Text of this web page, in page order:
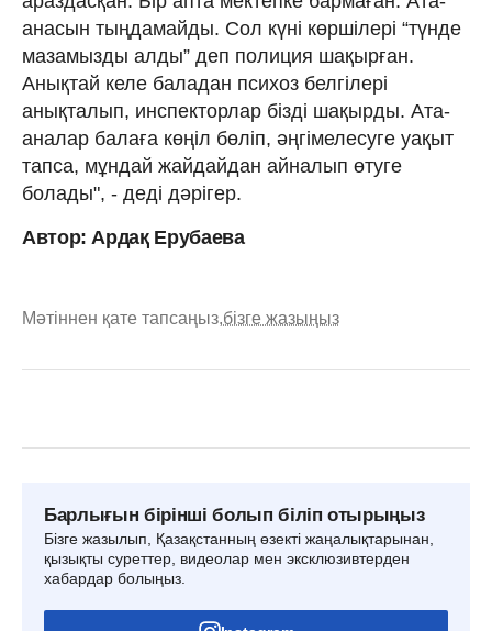
анасын тыңдамайды. Сол күні көршілері “түнде
мазамызды алды” деп полиция шақырған.
Анықтай келе баладан психоз белгілері
анықталып, инспекторлар бізді шақырды. Ата-
аналар балаға көңіл бөліп, әңгімелесуге уақыт
тапса, мұндай жайдайдан айналып өтуге
болады", - деді дәрігер.
Автор: Ардақ Ерубаева
Мәтіннен қате тапсаңыз,бізге жазыңыз
Барлығын бірінші болып біліп отырыңыз
Бізге жазылып, Қазақстанның өзекті жаңалықтарынан,
қызықты суреттер, видеолар мен эксклюзивтерден
хабардар болыңыз.